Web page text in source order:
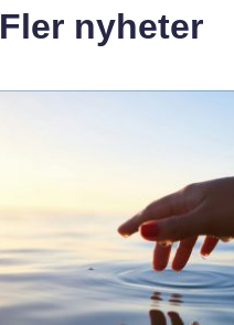
Fler nyheter